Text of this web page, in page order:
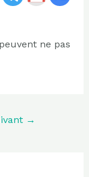
ne pas
→